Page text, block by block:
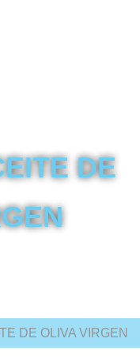
DE
DE OLIVA VIRGEN